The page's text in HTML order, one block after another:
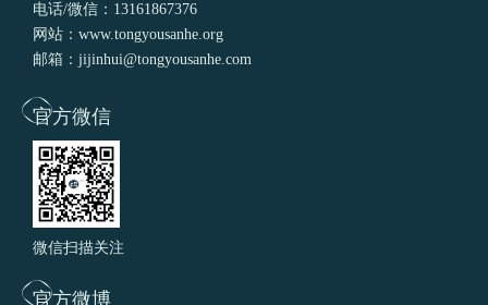
电话/微信：13161867376
网站：www.tongyousanhe.org
邮箱：jijinhui@tongyousanhe.com
官方微信
微信扫描关注
官方微博